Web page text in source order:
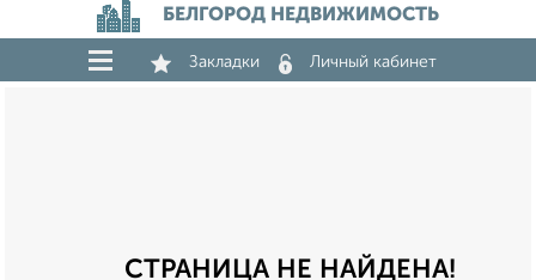
БЕЛГОРОД НЕДВИЖИМОСТЬ
Закладки Личный кабинет
СТРАНИЦА НЕ НАЙДЕНА!